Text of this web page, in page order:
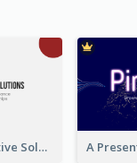
Pioneering Innovative Solutions Company Overview